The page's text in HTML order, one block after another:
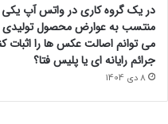
در یک گروه کاری در واتس آپ یکی
منتسب به عوارض محصول تولیدی
می توانم اصالت عکس ها را اثبات
جرائم رایانه ای یا پلیس فتا؟
8 دی 1404